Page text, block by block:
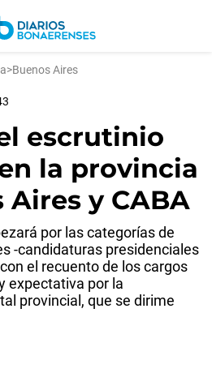
>Buenos Aires
escrutinio
la provincia
Aires y CABA
por las categorías de
-candidaturas presidenciales
el recuento de los cargos
expectativa por la
provincial, que se dirime